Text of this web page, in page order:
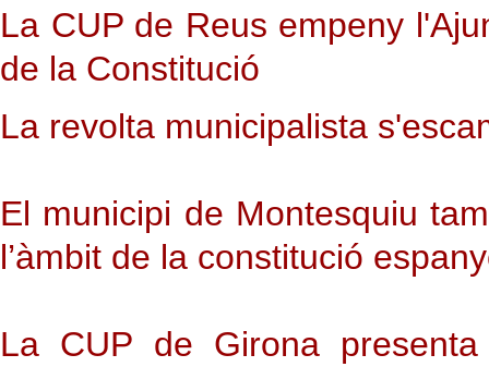
La CUP de Reus empeny
de la Constitució
La revolta municipalista
El municipi de Montesquiu
l’àmbit de la constitució
La CUP de Girona